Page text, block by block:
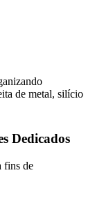
de metal, silício
Dedicados
fins de